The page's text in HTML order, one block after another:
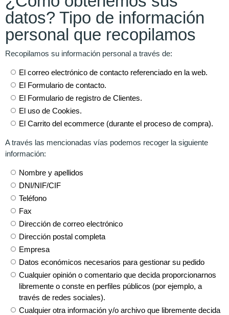
datos? Tipo de información
personal que recopilamos
Recopilamos su información personal a través de:
El correo electrónico de contacto referenciado en la web.
El Formulario de contacto.
El Formulario de registro de Clientes.
El uso de Cookies.
El Carrito del ecommerce (durante el proceso de compra).
A través las mencionadas vías podemos recoger la siguiente
información:
Nombre y apellidos
DNI/NIF/CIF
Teléfono
Fax
Dirección de correo electrónico
Dirección postal completa
Empresa
Datos económicos necesarios para gestionar su pedido
Cualquier opinión o comentario que decida proporcionarnos
libremente o conste en perfiles públicos (por ejemplo, a
través de redes sociales).
Cualquier otra información y/o archivo que libremente decida